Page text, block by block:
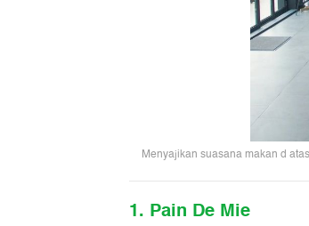
Menyajikan suasana makan d
1. Pain De Mie